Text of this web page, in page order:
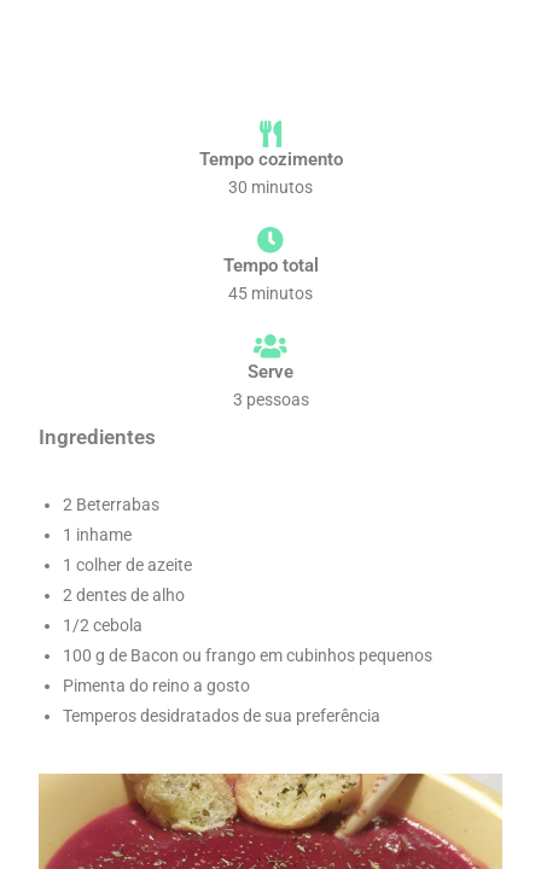
Tempo cozimento
30 minutos
Tempo total
45 minutos
Serve
3 pessoas
Ingredientes
2 Beterrabas
1 inhame
1 colher de azeite
2 dentes de alho
1/2 cebola
100 g de Bacon ou frango em cubinhos pequenos
Pimenta do reino a gosto
Temperos desidratados de sua preferência